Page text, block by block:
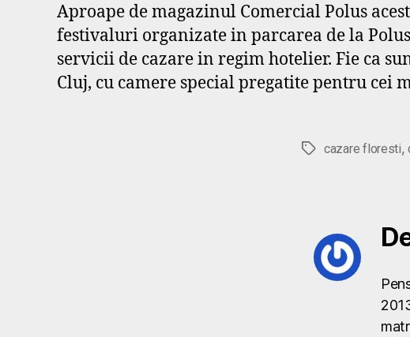
Aproape de magazinul Comercial Polus
festivaluri organizate in parcarea de la
servicii de cazare in regim hotelier. Fie ca
Cluj, cu camere special pregatite pentru cei
Etichete
cazare floresti,